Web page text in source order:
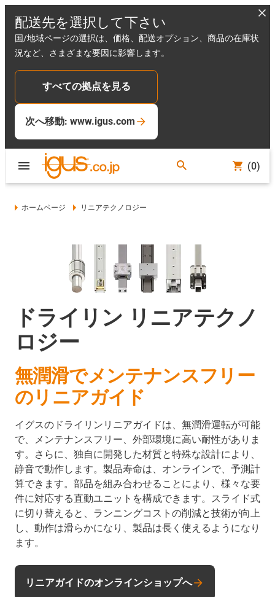
配送先を選択して下さい
国/地域ページの選択は、価格、配送オプション、商品の在庫状
況など、さまざまな要因に影響します。
すべての拠点を見る
次へ移動: www.igus.com
(0)
ホームページ リニアテクノロジー
ドライリン リニアテクノ
ロジー
無潤滑でメンテナンスフリー
のリニアガイド
イグスのドライリンリニアガイドは、無潤滑運転が可能
で、メンテナンスフリー、外部環境に高い耐性がありま
す。さらに、独自に開発した材質と特殊な設計により、
静音で動作します。製品寿命は、オンラインで、予測計
算できます。部品を組み合わせることにより、様々な要
件に対応する直動ユニットを構成できます。スライド式
に切り替えると、ランニングコストの削減と技術が向上
し、動作は滑らかになり、製品は長く使えるようになり
ます。
リニアガイドのオンラインショップへ